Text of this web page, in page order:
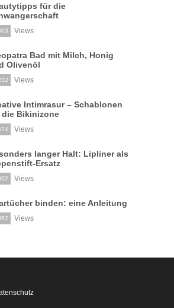
für die
Views
Bad mit Milch, Honig
Olivenöl
Views
Intimrasur – Schablonen
die Bikinizone
Views
langer Halt: Lipliner als
Ersatz
Views
binden: eine Anleitung
Views